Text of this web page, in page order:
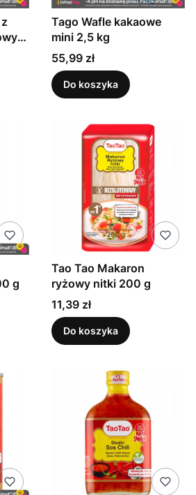
Tago Wafle kakaowe
mini 2,5 kg
Cena
55,99 zł
Do koszyka
g
Tao Tao Makaron
ryżowy nitki 200 g
Cena
11,39 zł
Do koszyka